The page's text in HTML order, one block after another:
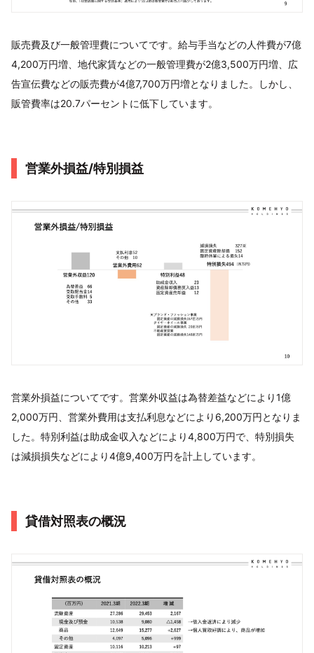
販売費及び一般管理費についてです。給与手当などの人件費が7億
4,200万円増、地代家賃などの一般管理費が2億3,500万円増、広
告宣伝費などの販売費が4億7,700万円増となりました。しかし、
販管費率は20.7パーセントに低下しています。
営業外損益/特別損益
営業外損益についてです。営業外収益は為替差益などにより1億
2,000万円、営業外費用は支払利息などにより6,200万円となりま
した。特別利益は助成金収入などにより4,800万円で、特別損失
は減損損失などにより4億9,400万円を計上しています。
貸借対照表の概況